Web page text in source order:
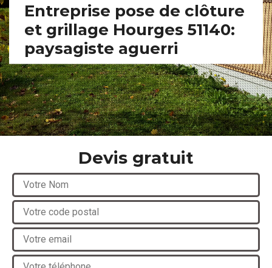
Entreprise pose de clôture
et grillage Hourges 51140:
paysagiste aguerri
Devis gratuit